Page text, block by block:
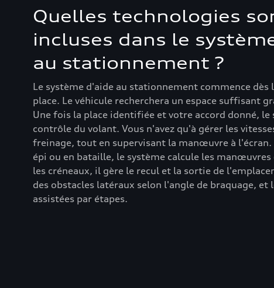
Quelles technologies
incluses dans le
au stationnement ?
Le système d'aide au stationnement commence dès
place. Le véhicule recherchera un espace suffisant
Une fois la place identifiée et votre accord donné, le
contrôle du volant. Vous n'avez qu'à gérer les
freinage, tout en supervisant la manœuvre à l'écran.
épi ou en bataille, le système calcule les
les créneaux, il gère le recul et la sortie de
des obstacles latéraux selon l'angle de braquage,
assistées par étapes.